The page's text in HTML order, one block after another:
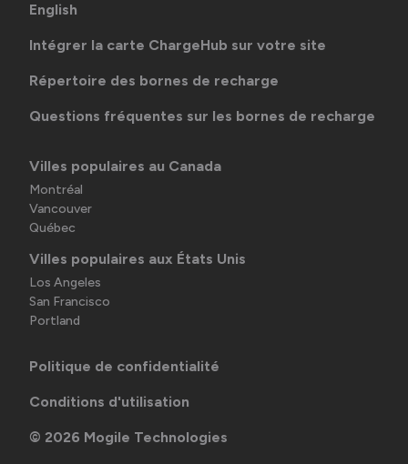
English
Intégrer la carte ChargeHub sur votre site
Répertoire des bornes de recharge
Questions fréquentes sur les bornes de recharge
Villes populaires au Canada
Montréal
Vancouver
Québec
Villes populaires aux États Unis
Los Angeles
San Francisco
Portland
Politique de confidentialité
Conditions d'utilisation
© 2026 Mogile Technologies